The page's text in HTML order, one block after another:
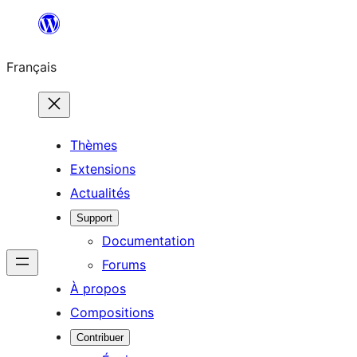
contenu
Français
Thèmes
Extensions
Actualités
Support
Documentation
Forums
À propos
Compositions
Contribuer